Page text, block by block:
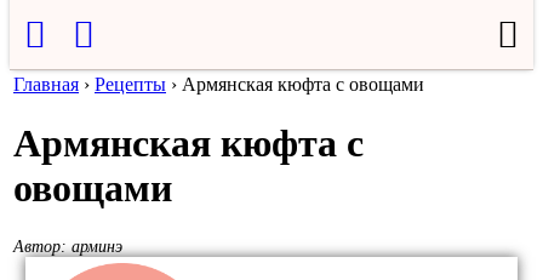
Главная › Рецепты › Армянская кюфта с овощами
Армянская кюфта с
овощами
Автор: арминэ